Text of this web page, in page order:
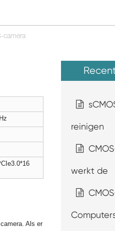
camera
Als er
reinigen
werkt de